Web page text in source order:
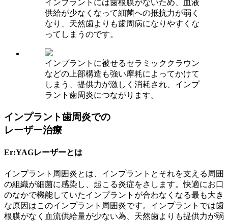
インプラントには歯根膜がないため、血液
供給が少なくなって細菌への抵抗力が弱く
なり、天然歯よりも歯周病になりやすくな
ってしまうのです。
インプラントに被せるセラミッククラウン
などの上部構造も強い摩耗によってかけて
しまう、提供力が激しく消耗され、インプ
ラント歯周炎につながります。
インプラント歯周炎での
レーザー治療
Er:YAGレーザーとは
インプラント周囲炎とは、インプラントとそれを支える周囲
の組織が細菌に感染し、起こる炎症をさします。快適にお口
のなかで機能していたインプラントが合わなくなる最も大き
な原因はこのインプラント周囲炎です。インプラントでは歯
根膜がなく血流供給量が少ない為、天然歯よりも提供力が弱